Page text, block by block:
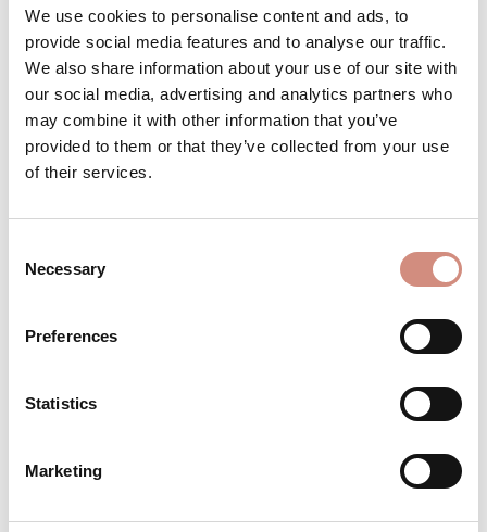
We use cookies to personalise content and ads, to
provide social media features and to analyse our traffic.
We also share information about your use of our site with
our social media, advertising and analytics partners who
may combine it with other information that you’ve
provided to them or that they’ve collected from your use
of their services.
Selection
Necessary
Preferences
Statistics
Marketing
DEIN BABY
Kein zusätzlicher Wetterschutz für dein
Baby nötig
Perfekte Passform für deine sich
verändernde Figur
Trage dein Baby unter der Jacke bis zum
BESCHREIBUNG
deinem Leben, deinem Alltag Die
Allrounder Fit ist gemacht für alle Mamas,